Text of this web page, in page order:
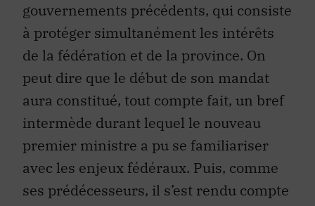
gouvernements précédents, qui consiste
à protéger simultanément les intérêts
de la fédération et de la province. On
peut dire que le début de son mandat
aura constitué, tout compte fait, un bref
intermède durant lequel le nouveau
premier ministre a pu se familiariser
avec les enjeux fédéraux. Puis, comme
ses prédécesseurs, il s’est rendu compte